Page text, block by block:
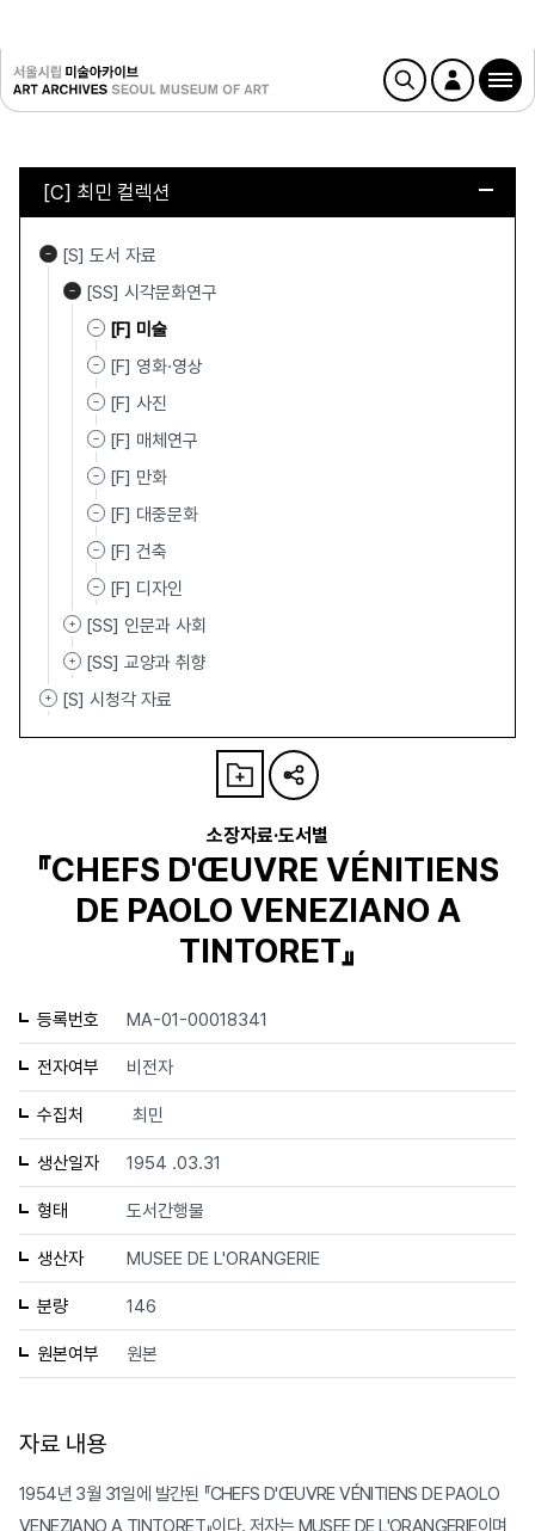
[C] 최민 컬렉션
[S] 도서 자료
[SS] 시각문화연구
[F] 미술
[F] 영화·영상
[F] 사진
[F] 매체연구
[F] 만화
[F] 대중문화
[F] 건축
[F] 디자인
[SS] 인문과 사회
[SS] 교양과 취향
[S] 시청각 자료
소장자료·도서별
『CHEFS D'ŒUVRE VÉNITIENS
DE PAOLO VENEZIANO A
TINTORET』
등록번호 MA-01-00018341
전자여부 비전자
수집처 최민
생산일자 1954 .03.31
형태 도서간행물
생산자 MUSEE DE L'ORANGERIE
분량 146
원본여부 원본
자료 내용
1954년 3월 31일에 발간된 『CHEFS D'ŒUVRE VÉNITIENS DE PAOLO
VENEZIANO A TINTORET』이다. 저자는 MUSEE DE L'ORANGERIE이며